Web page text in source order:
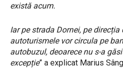
există acum.
Iar pe strada Dornei, pe direcția
autoturismele vor circula pe
autobuzul, deoarece nu s-a
excepție” a explicat Marius